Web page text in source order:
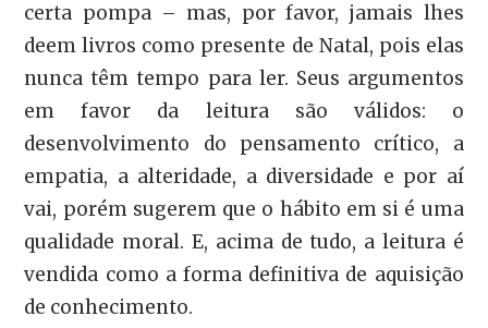
certa pompa – mas, por favor, jamais lhes
deem livros como presente de Natal, pois elas
nunca têm tempo para ler. Seus argumentos
em favor da leitura são válidos: o
desenvolvimento do pensamento crítico, a
empatia, a alteridade, a diversidade e por aí
vai, porém sugerem que o hábito em si é uma
qualidade moral. E, acima de tudo, a leitura é
vendida como a forma definitiva de aquisição
de conhecimento.